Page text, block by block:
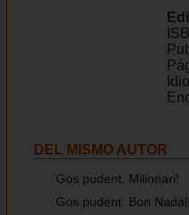
DEL MISMO AUTOR
Gos pudent. Milionari!
Gos pudent. Bon Nadal!